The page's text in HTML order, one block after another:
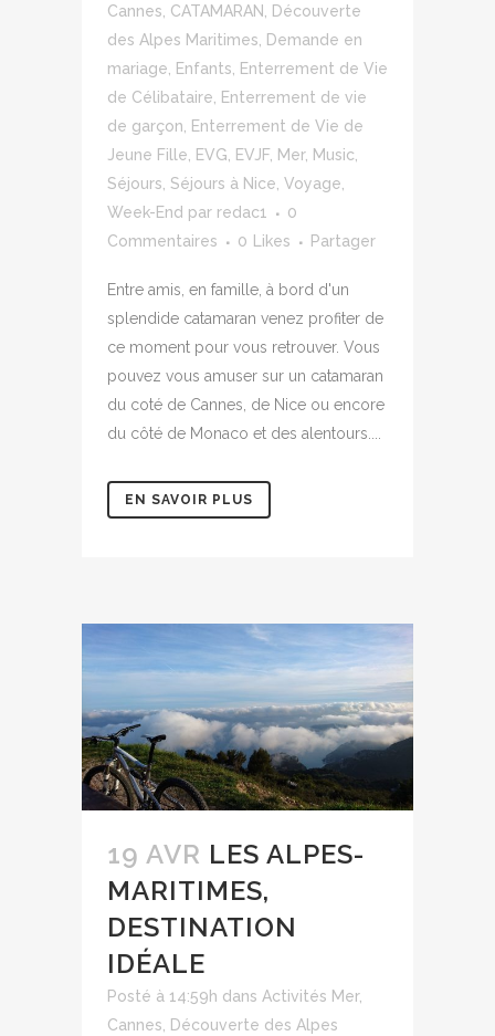
Cannes CATAMARAN
Découverte
des Alpes Maritimes
Demande en
mariage
Enfants
Enterrement de Vie
de Célibataire
Enterrement de vie
de garçon
Enterrement de Vie de
Jeune Fille
EVG EVJF Mer, Music
Séjours Séjours à Nice Voyage
Week-End par redac1
0
Commentaires
0 Likes Partager
Entre amis, en famille, à bord d'un
splendide catamaran venez profiter de
ce moment pour vous retrouver. Vous
pouvez vous amuser sur un catamaran
du coté de Cannes, de Nice ou encore
du côté de Monaco et des alentours....
EN SAVOIR PLUS
19 AVR LES ALPES-
MARITIMES,
DESTINATION
IDÉALE
Posté à 14:59h dans Activités Mer,
Cannes
Découverte des Alpes